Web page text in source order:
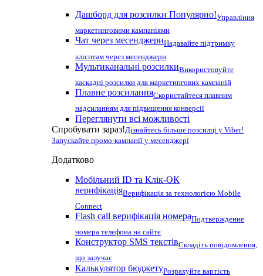
Дашборд для розсилки Популярно!Управління
маркетинговими кампаніями
Чат через месенджериНадавайте підтримку
клієнтам через месенджери
Мультиканальні розсилкиВикористовуйте
каскадні розсилки для маркетингових кампаній
Плавне розсиланняСкористайтеся плавним
надсиланням для підвищення конверсії
Переглянути всі можливості
Спробувати зараз!Дізнайтесь більше розсилці у Viber!
Запускайте промо-кампанії у месенджері
Додатково
Мобільний ID та Клік-ОК
верифікаціяВерифікація за технологією Mobile
Connect
Flash call верифікація номераПодтверждение
номера телефона на сайте
Конструктор SMS текстівСкладіть повідомлення,
що залучає
Калькулятор бюджетуРозрахуйте вартість